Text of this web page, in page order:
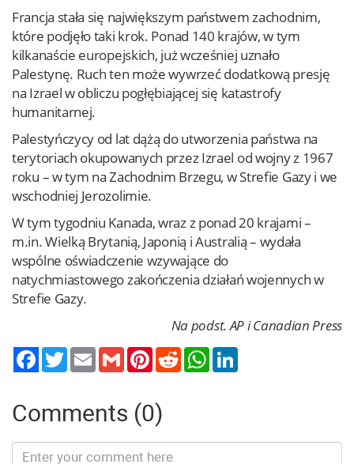
Francja stała się największym państwem zachodnim,
które podjęło taki krok. Ponad 140 krajów, w tym
kilkanaście europejskich, już wcześniej uznało
Palestynę. Ruch ten może wywrzeć dodatkową presję
na Izrael w obliczu pogłębiającej się katastrofy
humanitarnej.
Palestyńczycy od lat dążą do utworzenia państwa na
terytoriach okupowanych przez Izrael od wojny z 1967
roku – w tym na Zachodnim Brzegu, w Strefie Gazy i we
wschodniej Jerozolimie.
W tym tygodniu Kanada, wraz z ponad 20 krajami –
m.in. Wielką Brytanią, Japonią i Australią – wydała
wspólne oświadczenie wzywające do
natychmiastowego zakończenia działań wojennych w
Strefie Gazy.
Na podst. AP i Canadian Press
TwitterEmail Gmail PinterestReddit WhatsApp
Comments (0)